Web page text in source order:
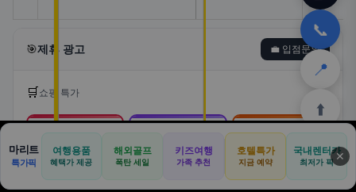
🎯제휴 광고 💼 입점문의
🛒 쇼핑 특가
🛒
쿠팡
로켓배송·특가
📦
알리익스프레스
🎁
테무
초저가·무료배송
🏠
✈️
공항
⛳
📋
🛒
쿠팡
🎁
테무
📞
📍
⬆️
🏠 📝
견적
🚐
기사등록
🛒
아마존
마리트
특가픽
여행용품
혜택가 제공
해외골프
폭탄 세일
키즈여행
가족 추천
호텔특가
지금 예약
국내렌터카
최저가 픽 ✕